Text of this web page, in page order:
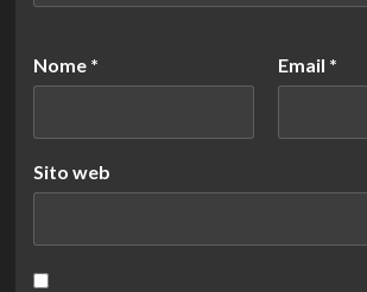
Nome * Email *
Sito web